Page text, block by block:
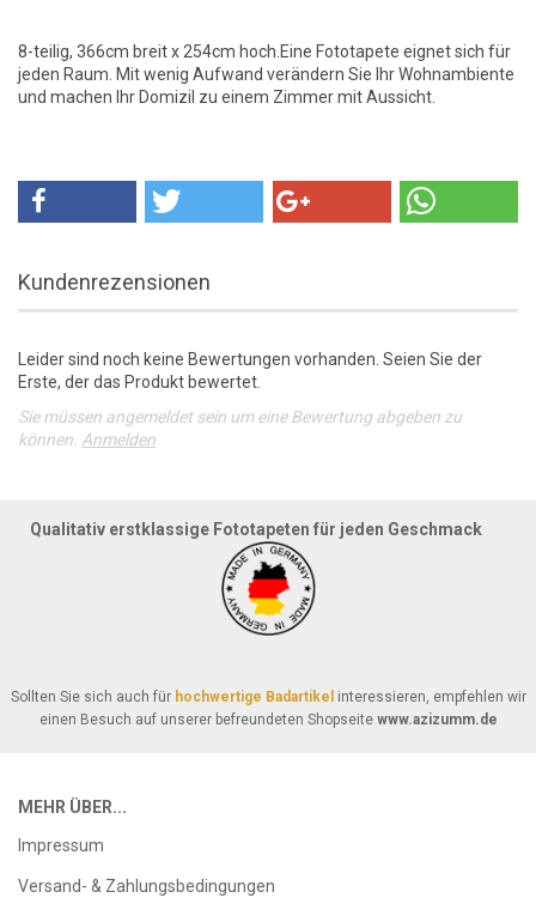
8-teilig, 366cm breit x 254cm hoch.Eine Fototapete eignet sich für
jeden Raum. Mit wenig Aufwand verändern Sie Ihr Wohnambiente
und machen Ihr Domizil zu einem Zimmer mit Aussicht.
Kundenrezensionen
Leider sind noch keine Bewertungen vorhanden. Seien Sie der
Erste, der das Produkt bewertet.
Sie müssen angemeldet sein um eine Bewertung abgeben zu
können. Anmelden
Qualitativ erstklassige Fototapeten für jeden Geschmack
Sollten Sie sich auch für hochwertige Badartikel interessieren, empfehlen wir
einen Besuch auf unserer befreundeten Shopseite www.azizumm.de
MEHR ÜBER...
Impressum
Versand- & Zahlungsbedingungen